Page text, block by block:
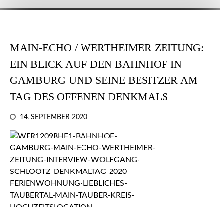
MAIN-ECHO / WERTHEIMER ZEITUNG:
EIN BLICK AUF DEN BAHNHOF IN
GAMBURG UND SEINE BESITZER AM
TAG DES OFFENEN DENKMALS
14. SEPTEMBER 2020